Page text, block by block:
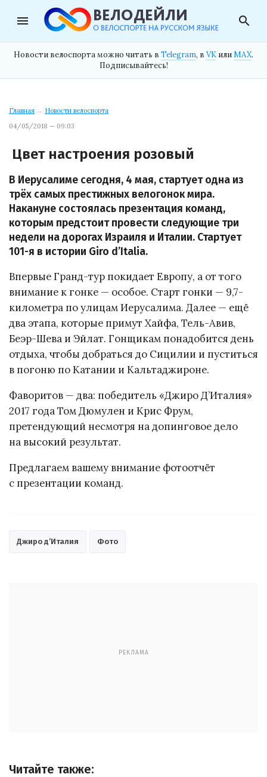
menu search
Новости велоспорта можно читать в Telegram, в VK илиMAX.
Подписывайтесь!
Главная → Новости велоспорта
04/05/2018 — 09:03
Цвет настроения розовый
В Иерусалиме сегодня, 4 мая, стартует одна из
трёх самых престижных велогонок мира.
Накануне состоялась презентация команд,
которым предстоит провести следующие три
недели на дорогах Израиля и Италии. Стартует
101-я в истории Giro d’Italia.
Впервые Гранд-тур покидает Европу, а от того
внимание к гонке — особое. Старт гонки — 9,7-
километра по улицам Иерусалима. Далее — ещё
два этапа, которые примут Хайфа, Тель-Авив,
Беэр-Шева и Эйлат. Гонщикам понадобится день
отдыха, чтобы добраться до Сицилии и пуститься
в погоню по Катании и Кальтаджироне.
Фаворитов — два: победитель «Джиро Д’Италия»
2017 года Том Дюмулен и Крис Фрум,
претендующий несмотря на допинговое дело
на высокий результат.
Предлагаем вашему внимание фотоотчёт
с презентации команд.
Джиро д’Италия Фото
РЕКЛАМА
Читайте также: